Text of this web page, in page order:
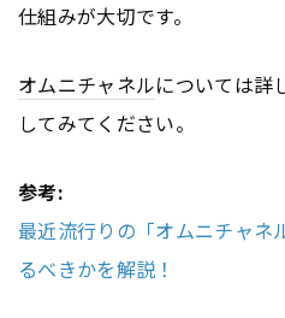
仕組みが大切です。
オムニチャネルについては詳
してみてください。
参考:
最近流行りの「オムニチャネ
るべきかを解説！